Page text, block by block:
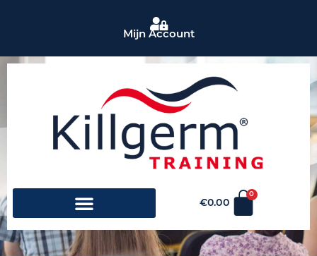
Mijn Account
€0.00
0